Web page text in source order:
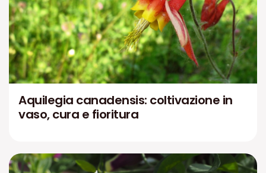
Aquilegia canadensis: coltivazione in
vaso, cura e fioritura